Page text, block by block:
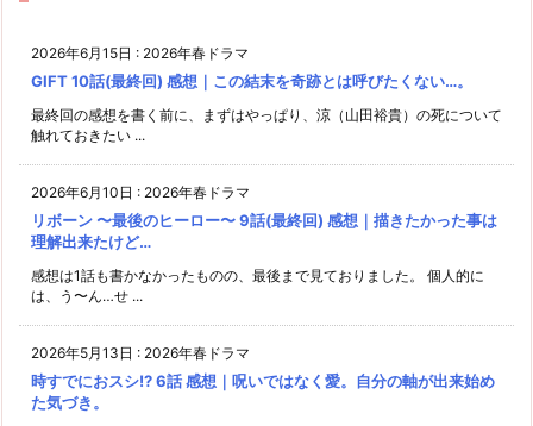
2026年6月15日 : 2026年春ドラマ
GIFT 10話(最終回) 感想｜この結末を奇跡とは呼びたくない…。
最終回の感想を書く前に、まずはやっぱり、涼（山田裕貴）の死について
触れておきたい ...
2026年6月10日 : 2026年春ドラマ
リボーン 〜最後のヒーロー〜 9話(最終回) 感想｜描きたかった事は
理解出来たけど…
感想は1話も書かなかったものの、最後まで見ておりました。 個人的に
は、う〜ん…せ ...
2026年5月13日 : 2026年春ドラマ
時すでにおスシ!? 6話 感想｜呪いではなく愛。自分の軸が出来始め
た気づき。